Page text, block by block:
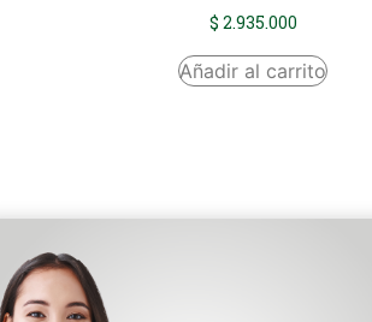
$ 2.935.000
Añadir al carrito